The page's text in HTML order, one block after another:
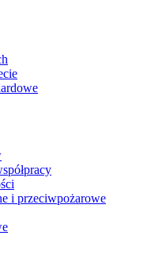
i przeciwpożarowe